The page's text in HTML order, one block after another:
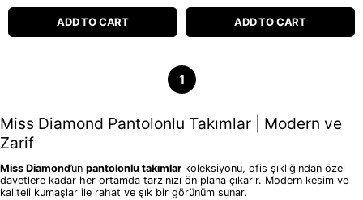
ADD TO CART ADD TO CART
1
Miss Diamond Pantolonlu Takımlar | Modern ve
Zarif
Miss Diamond’un pantolonlu takımlar koleksiyonu, ofis şıklığından özel
davetlere kadar her ortamda tarzınızı ön plana çıkarır. Modern kesim ve
kaliteli kumaşlar ile rahat ve şık bir görünüm sunar.